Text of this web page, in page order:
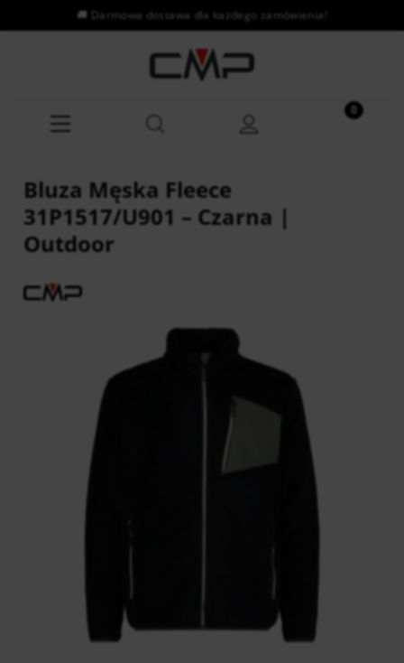
Bluza Męska Fleece
31P1517/U901 – Czarna |
Outdoor